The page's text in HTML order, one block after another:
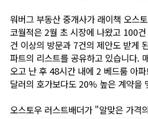
워버그 부동산 중개사가 래이책 오스
코월적은 2월 초 시장에 나왔고 100
건 이상의 방문과 7건의 제안도 받게
파트의 리스트를 공유하고 있습니다.
오고 난 후 48시간 내에 2 베드룸 아
달러의 호가보다도 20% 높은 계약을
오스토우 러스트배더가 "알맞은 가격